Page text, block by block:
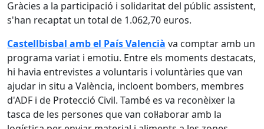
Gràcies a la participació i solidaritat del públic assistent,
s'han recaptat un total de 1.062,70 euros.
Castellbisbal amb el País Valencià va comptar amb un
programa variat i emotiu. Entre els moments destacats,
hi havia entrevistes a voluntaris i voluntàries que van
ajudar in situ a València, incloent bombers, membres
d'ADF i de Protecció Civil. També es va reconèixer la
tasca de les persones que van col·laborar amb la